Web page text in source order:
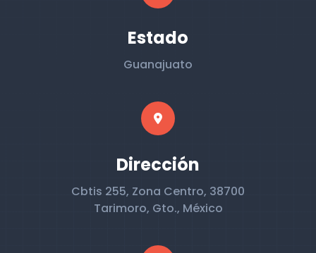
Estado
Guanajuato
Dirección
Cbtis 255, Zona Centro, 38700
Tarimoro, Gto., México